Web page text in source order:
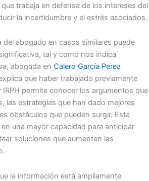
trabaja en defensa de los intereses del
la incertidumbre y el estrés asociados.
del abogado en casos similares puede
tal y como nos indica
abogada en Calero García Perea
que haber trabajado previamente
permite conocer los argumentos que
las estrategias que han dado mejores
obstáculos que pueden surgir. Esta
una mayor capacidad para anticipar
soluciones que aumenten las
la información está ampliamente